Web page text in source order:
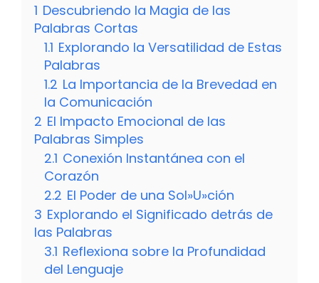
1 Descubriendo la Magia de las
Palabras Cortas
1.1 Explorando la Versatilidad de Estas
Palabras
1.2 La Importancia de la Brevedad en
la Comunicación
2 El Impacto Emocional de las
Palabras Simples
2.1 Conexión Instantánea con el
Corazón
2.2 El Poder de una Sol»U»ción
3 Explorando el Significado detrás de
las Palabras
3.1 Reflexiona sobre la Profundidad
del Lenguaje